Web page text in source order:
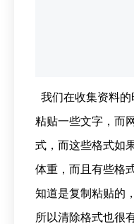
我们在收集资料
粘贴一些文字，而
式，而这些格式如
体重，而且有些格
知道是复制粘贴的
所以清除格式也很